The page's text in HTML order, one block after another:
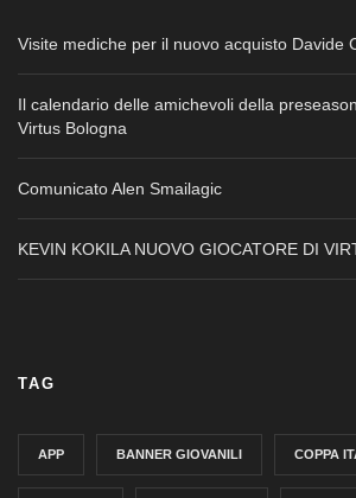
Visite mediche per il nuovo acquisto Davide
Il calendario delle amichevoli della
Virtus Bologna
Comunicato Alen Smailagic
KEVIN KOKILA NUOVO GIOCATORE DI
TAG
APP BANNER GIOVANILI COPPA